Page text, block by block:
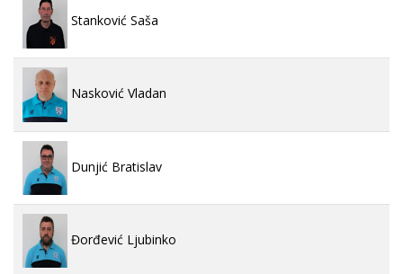
Stanković Saša
Nasković Vladan
Dunjić Bratislav
Đorđević Ljubinko